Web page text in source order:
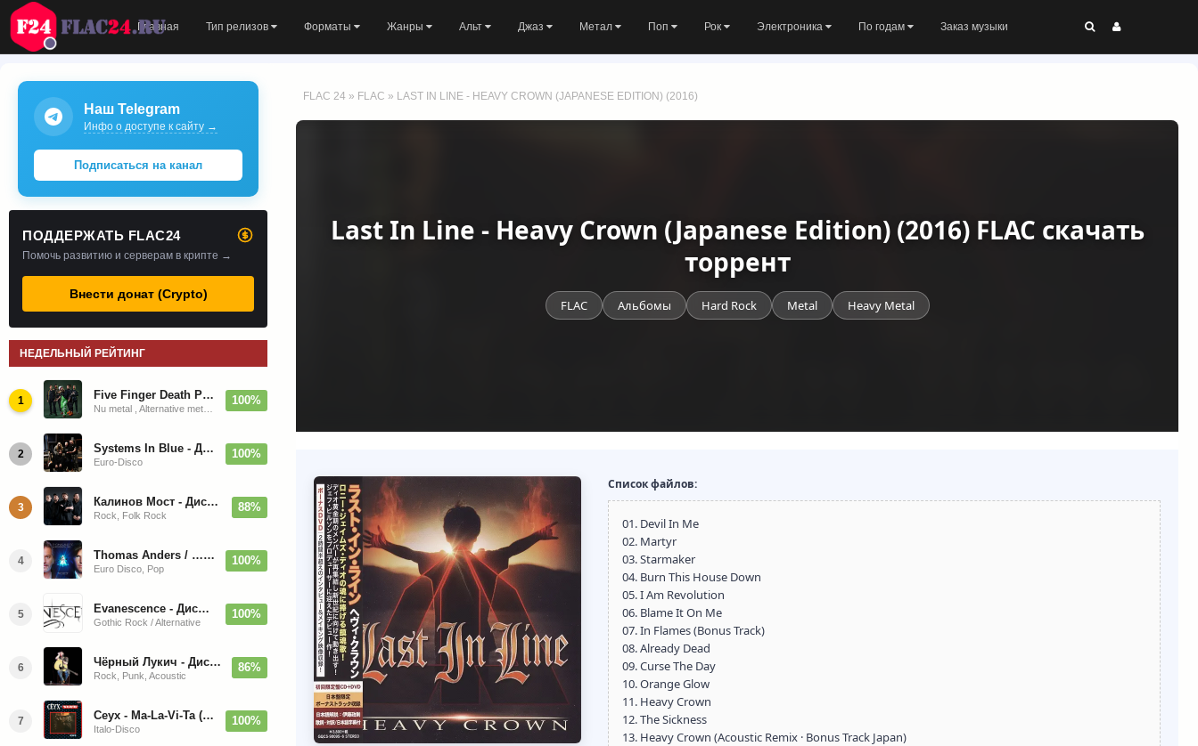
Главная Тип релизов Форматы Жанры Альт Джаз Метал Поп Рок Электроника По годам Заказ музыки
FLAC 24 » FLAC » LAST IN LINE - HEAVY CROWN (JAPANESE EDITION) (2016)
Last In Line - Heavy Crown (Japanese Edition) (2016) FLAC скачать
торрент
FLAC Альбомы Hard Rock Metal Heavy Metal
Список файлов:
01. Devil In Me
02. Martyr
03. Starmaker
04. Burn This House Down
05. I Am Revolution
06. Blame It On Me
07. In Flames (Bonus Track)
08. Already Dead
09. Curse The Day
10. Orange Glow
11. Heavy Crown
12. The Sickness
13. Heavy Crown (Acoustic Remix · Bonus Track Japan)
Наш Telegram
Инфо о доступе к сайту →
Подписаться на канал
ПОДДЕРЖАТЬ FLAC24
Помочь развитию и серверам в крипте →
Внести донат (Crypto)
НЕДЕЛЬНЫЙ РЕЙТИНГ
1 Five Finger Death Punch - Дискография (2008-2026) 100%
2 Systems In Blue - Дискография (2020-2026)
Euro-Disco
100%
3 Калинов Мост - Дискография (1986-2026)
Rock, Folk Rock
88%
4 Thomas Anders / … Sings Modern Talking: The Best hi-res
Euro Disco, Pop
100%
5 Evanescence - Дискография (1998-2026)
Gothic Rock / Alternative
100%
6 Чёрный Лукич - Дискография (1987-2014)
Rock, Punk, Acoustic
86%
7 Ceyx - Ma-La-Vi-Ta (12'' Maxi-Single)
Italo-Disco
100%